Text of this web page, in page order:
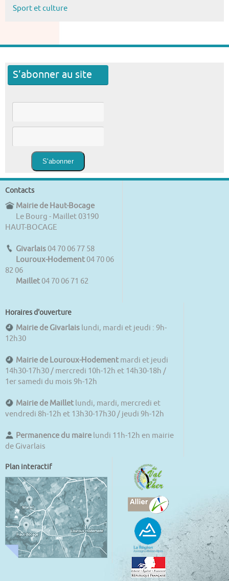
Sport et culture
S’abonner au site
Contacts
Mairie de Haut-Bocage
Le Bourg - Maillet 03190
HAUT-BOCAGE
Givarlais 04 70 06 77 58
Louroux-Hodement 04 70 06
82 06
Maillet 04 70 06 71 62
Horaires d'ouverture
Mairie de Givarlais lundi, mardi et jeudi : 9h-
12h30
Mairie de Louroux-Hodement mardi et jeudi
14h30-17h30 / mercredi 10h-12h et 14h30-18h /
1er samedi du mois 9h-12h
Mairie de Maillet lundi, mardi, mercredi et
vendredi 8h-12h et 13h30-17h30 / jeudi 9h-12h
Permanence du maire lundi 11h-12h en mairie
de Givarlais
Plan interactif